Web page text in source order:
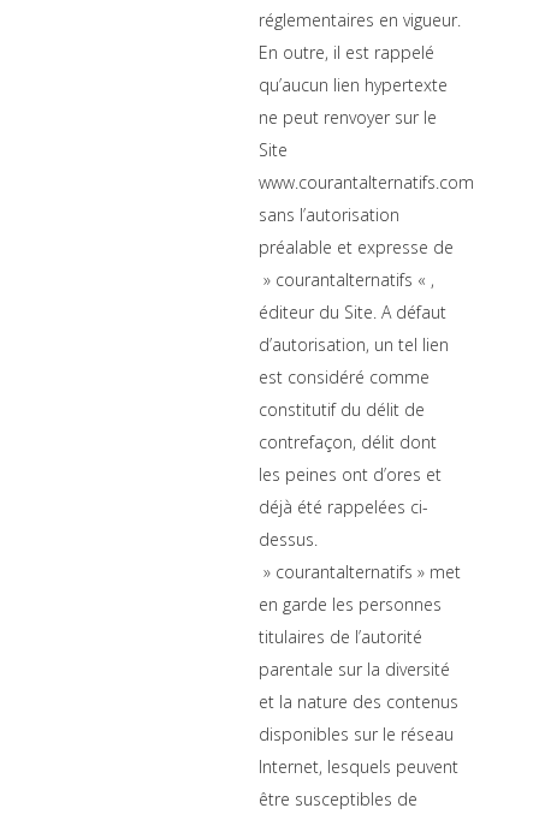
réglementaires en vigueur.
En outre, il est rappelé
qu’aucun lien hypertexte
ne peut renvoyer sur le
Site
www.courantalternatifs.com
sans l’autorisation
préalable et expresse de
» courantalternatifs « ,
éditeur du Site. A défaut
d’autorisation, un tel lien
est considéré comme
constitutif du délit de
contrefaçon, délit dont
les peines ont d’ores et
déjà été rappelées ci-
dessus.
» courantalternatifs » met
en garde les personnes
titulaires de l’autorité
parentale sur la diversité
et la nature des contenus
disponibles sur le réseau
Internet, lesquels peuvent
être susceptibles de